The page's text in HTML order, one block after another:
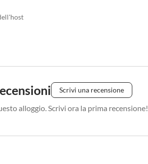
Scrivi una recensione
alloggio. Scrivi ora la prima recensione!